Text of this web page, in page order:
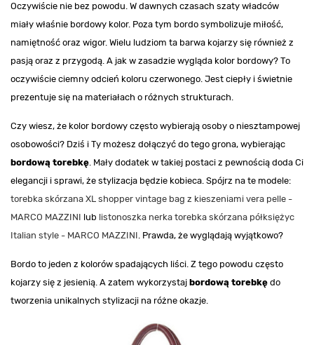
Oczywiście nie bez powodu. W dawnych czasach szaty władców
miały właśnie bordowy kolor. Poza tym bordo symbolizuje miłość,
namiętność oraz wigor. Wielu ludziom ta barwa kojarzy się również z
pasją oraz z przygodą. A jak w zasadzie wygląda kolor bordowy? To
oczywiście ciemny odcień koloru czerwonego. Jest ciepły i świetnie
prezentuje się na materiałach o różnych strukturach.
Czy wiesz, że kolor bordowy często wybierają osoby o niesztampowej
osobowości? Dziś i Ty możesz dołączyć do tego grona, wybierając
bordową torebkę. Mały dodatek w takiej postaci z pewnością doda Ci
elegancji i sprawi, że stylizacja będzie kobieca. Spójrz na te modele:
torebka skórzana XL shopper vintage bag z kieszeniami vera pelle -
MARCO MAZZINI lub listonoszka nerka torebka skórzana półksiężyc
Italian style - MARCO MAZZINI. Prawda, że wyglądają wyjątkowo?
Bordo to jeden z kolorów spadających liści. Z tego powodu często
kojarzy się z jesienią. A zatem wykorzystaj bordową torebkę do
tworzenia unikalnych stylizacji na różne okazje.